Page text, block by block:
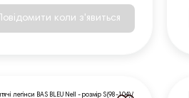
коли з'явиться